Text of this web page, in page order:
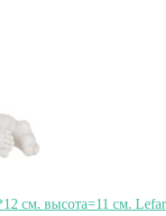
см. высота=11 см.